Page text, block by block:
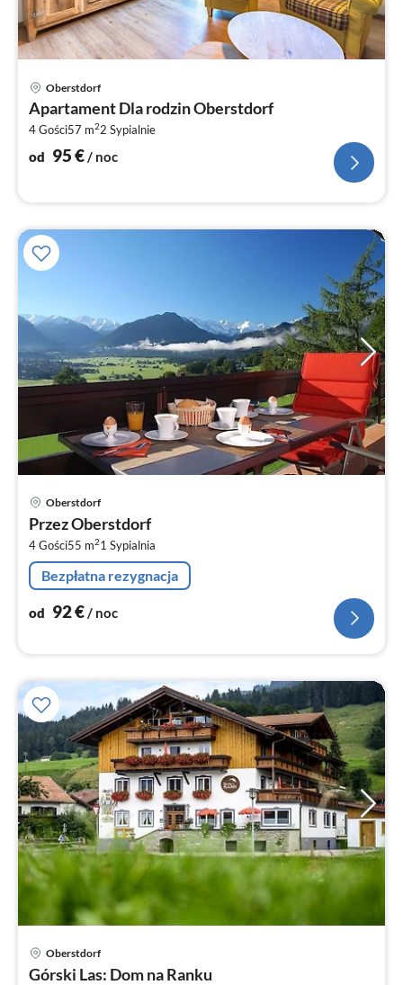
Oberstdorf
Apartament Dla rodzin Oberstdorf
4 Gości57 m22 Sypialnie
od 95€/ noc
Oberstdorf
Przez Oberstdorf
4 Gości55 m21 Sypialnia
Bezpłatna rezygnacja
od 92€ / noc
Oberstdorf
Górski Las: Dom na Ranku